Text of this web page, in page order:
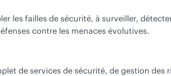
les failles de sécurité, à surveiller,
contre les menaces évolutives.
de services de sécurité, de gestion des